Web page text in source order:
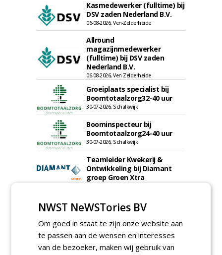
Kasmedewerker (fulltime) bij
DSV zaden Nederland B.V.
06-08-2026, Ven-Zelderheide
Allround
magazijnmedewerker
(fulltime) bij DSV zaden
Nederland B.V.
06-08-2026, Ven Zelderheide
Groeiplaats specialist bij
Boomtotaalzorg32-40 uur
30-07-2026, Schalkwijk
Boominspecteur bij
Boomtotaalzorg24-40 uur
30-07-2026, Schalkwijk
Teamleider Kwekerij &
Ontwikkeling bij Diamant
groep Groen Xtra
sportvelden & golfbanen bij
27-07-2026, Sprang-Capelle
meer Groene Banen
NWST NeWSTories BV
Om goed in staat te zijn onze website aan
te passen aan de wensen en interesses
van de bezoeker, maken wij gebruik van